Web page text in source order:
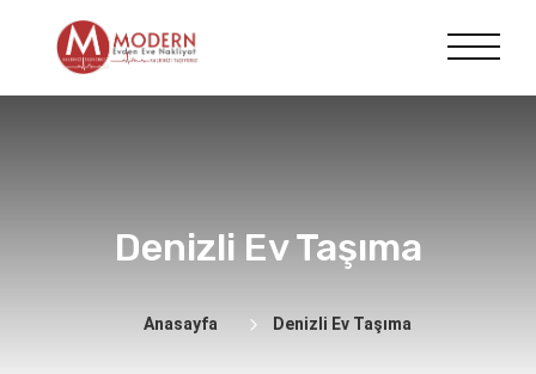
Denizli Ev Taşıma
Anasayfa Denizli Ev Taşıma